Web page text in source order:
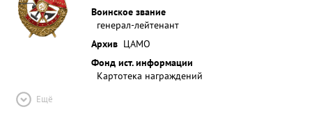
Воинское звание
генерал-лейтенант
Архив ЦАМО
Фонд ист. информации
Картотека награждений
Ещё